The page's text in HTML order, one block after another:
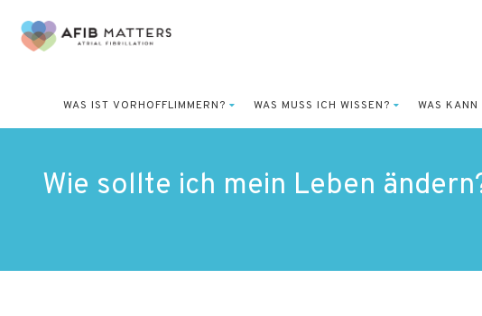
WAS IST VORHOFFLIMMERN? WAS MUSS ICH WISSEN? WAS
Wie sollte ich mein Leben